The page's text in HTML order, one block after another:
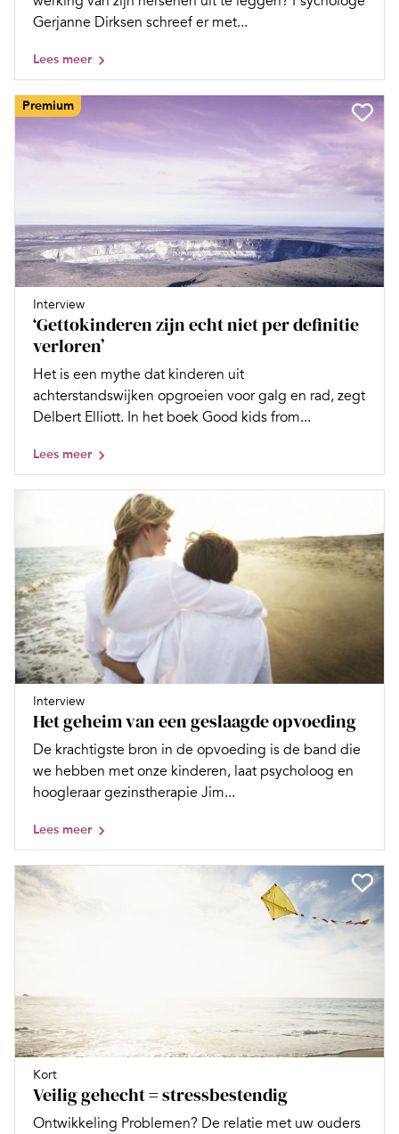
Gerjanne Dirksen schreef er met...
Lees meer
Premium
Interview
‘Gettokinderen zijn echt niet per definitie
verloren’
Het is een mythe dat kinderen uit
achterstandswijken opgroeien voor galg en rad, zegt
Delbert Elliott. In het boek Good kids from...
Lees meer
Interview
Het geheim van een geslaagde opvoeding
De krachtigste bron in de opvoeding is de band die
we hebben met onze kinderen, laat psycholoog en
hoogleraar gezinstherapie Jim...
Lees meer
Kort
Veilig gehecht = stressbestendig
Ontwikkeling Problemen? De relatie met uw ouders